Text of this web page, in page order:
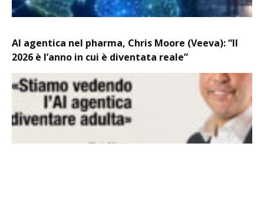
AI agentica nel pharma, Chris Moore (Veeva): “Il
2026 è l’anno in cui è diventata reale”